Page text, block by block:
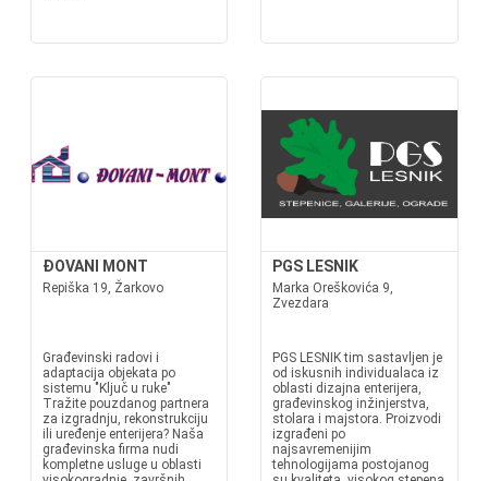
ĐOVANI MONT
Repiška 19, Žarkovo
Građevinski radovi i
adaptacija objekata po
sistemu "Ključ u ruke"
Tražite pouzdanog partnera
za izgradnju, rekonstrukciju
ili uređenje enterijera? Naša
građevinska firma nudi
kompletne usluge u oblasti
PGS LESNIK
Marka Oreškovića 9,
Zvezdara
PGS LESNIK tim sastavljen je
od iskusnih individualaca iz
oblasti dizajna enterijera,
građevinskog inžinjerstva,
stolara i majstora. Proizvodi
izgrađeni po
najsavremenijim
tehnologijama postojanog